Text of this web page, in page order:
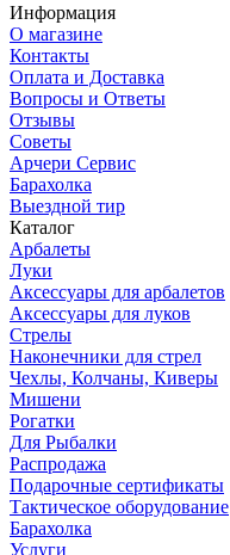
Информация
О магазине
Контакты
Оплата и Доставка
Вопросы и Ответы
Отзывы
Советы
Арчери Сервис
Барахолка
Выездной тир
Каталог
Арбалеты
Луки
Аксессуары для арбалетов
Аксессуары для луков
Стрелы
Наконечники для стрел
Чехлы, Колчаны, Киверы
Мишени
Рогатки
Для Рыбалки
Распродажа
Подарочные сертификаты
Тактическое оборудование
Барахолка
Услуги